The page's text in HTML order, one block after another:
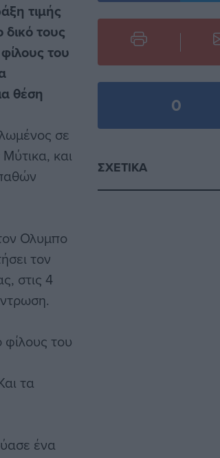
τιμής
τους
του
θέση
σε
και
Ολυμπο
τον
στις 4
του
τα
ένα
0
ΣΧΕΤΙΚΆ